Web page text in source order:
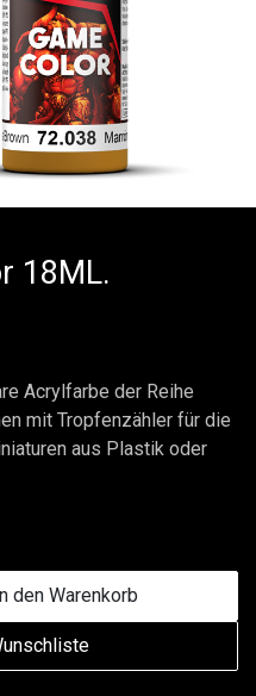
18ML.
Acrylfarbe der Reihe
mit Tropfenzähler für die
aus Plastik oder
den Warenkorb